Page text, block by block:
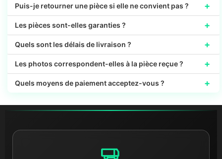
Puis-je retourner une pièce si elle ne convient pas ? +
Les pièces sont-elles garanties ? +
Quels sont les délais de livraison ? +
Les photos correspondent-elles à la pièce reçue ? +
Quels moyens de paiement acceptez-vous ? +